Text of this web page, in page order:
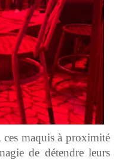
ces maquis à proximité
de détendre leurs